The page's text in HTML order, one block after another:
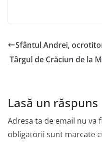
Sfântul Andrei,
Târgul de Crăciun de la
Lasă un răspuns
Adresa ta de email nu va
obligatorii sunt marcate